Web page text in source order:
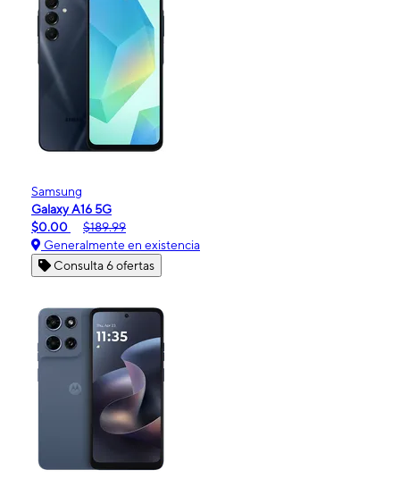
Samsung
Galaxy A16 5G
$0.00
$189.99
Generalmente en existencia
Consulta 6 ofertas